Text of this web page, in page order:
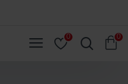
0 0